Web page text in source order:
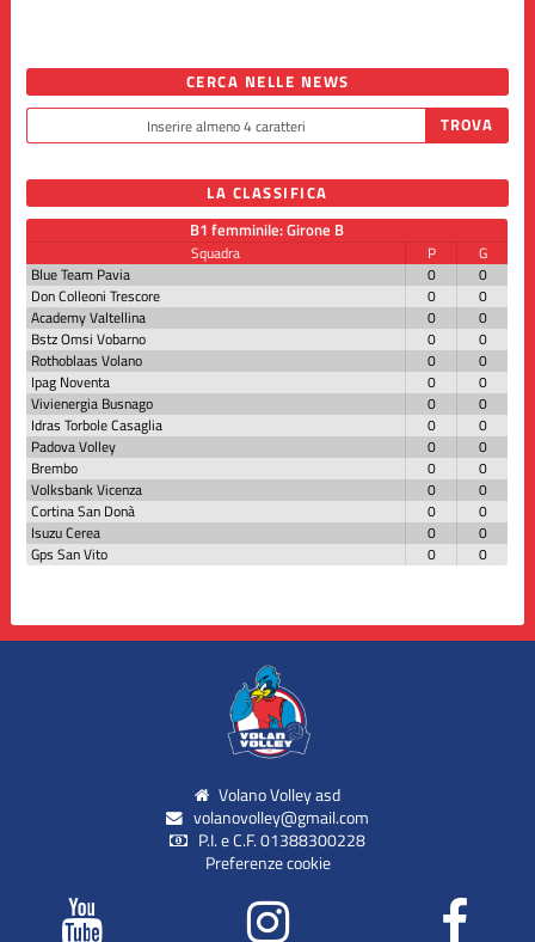
CERCA NELLE NEWS
LA CLASSIFICA
B1 femminile: Girone B
Squadra P
G
Blue Team Pavia
0
0
Don Colleoni Trescore
0
0
Academy Valtellina
0
0
Bstz Omsi Vobarno
0
0
Rothoblaas Volano
0
0
Ipag Noventa
0
0
Vivienergia Busnago
0
0
Idras Torbole Casaglia
0
0
Padova Volley
0
0
Brembo
0
0
Volksbank Vicenza
0
0
Cortina San Donà
0
0
Isuzu Cerea
0
0
Gps San Vito
0 0
Volano Volley asd
volanovolley@gmail.com
P.I. e C.F. 01388300228
Preferenze cookie